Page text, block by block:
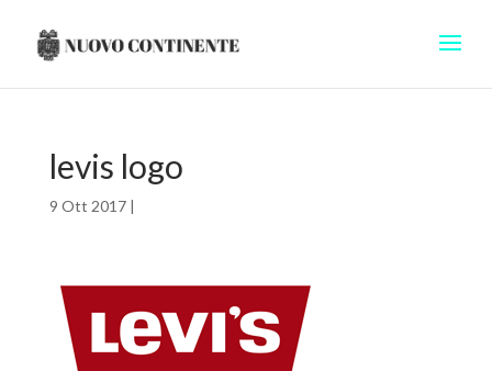
levis logo
9 Ott 2017|